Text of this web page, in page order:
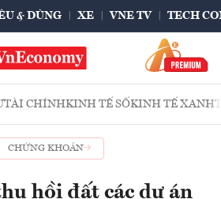
& DÙNG XE VNE TV TECH
TÀI CHÍNHKINH TẾ SỐKINH TẾ XANH
CHỨNG KHOÁN
hồi đất các dự án